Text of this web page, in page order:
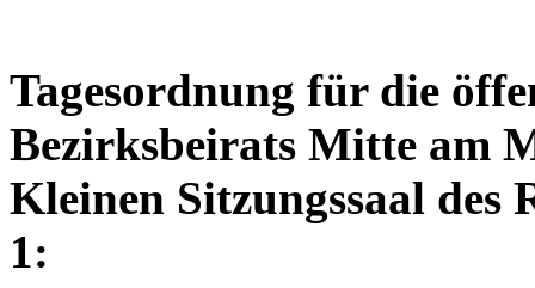
Tagesordnung für die
Bezirksbeirats Mitte am
Kleinen Sitzungssaal des
1: